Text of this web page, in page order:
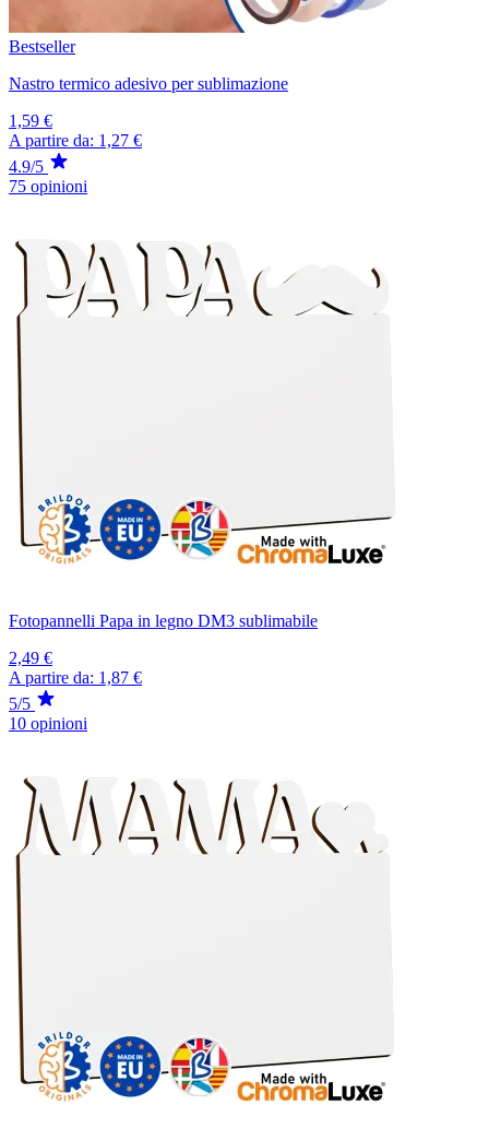
Bestseller
Nastro termico adesivo per sublimazione
1,59 €
A partire da: 1,27 €
4.9/5
75 opinioni
Fotopannelli Papa in legno DM3 sublimabile
2,49 €
A partire da: 1,87 €
5/5
10 opinioni